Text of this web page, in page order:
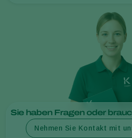
Sie haben Fragen oder
Nehmen Sie Kontakt mit